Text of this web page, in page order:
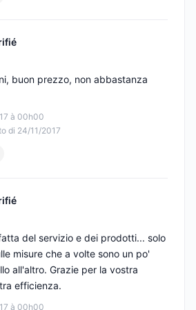
à 00h00
di 24/11/2017
buon prezzo, non abbastanza
à 00h00
del servizio e dei prodotti... solo
misure che a volte sono un po'
all'altro. Grazie per la vostra
efficienza.